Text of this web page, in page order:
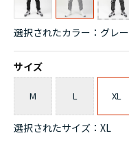
選択されたカラー：グレー
サイズ
M L XL
選択されたサイズ：XL